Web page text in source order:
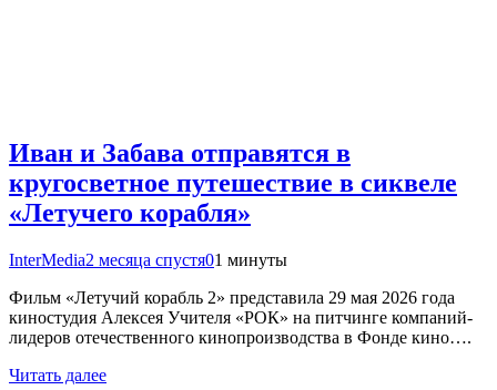
Иван и Забава отправятся в
кругосветное путешествие в сиквеле
«Летучего корабля»
InterMedia2 месяца спустя01 минуты
Фильм «Летучий корабль 2» представила 29 мая 2026 года
киностудия Алексея Учителя «РОК» на питчинге компаний-
лидеров отечественного кинопроизводства в Фонде кино….
Читать далее